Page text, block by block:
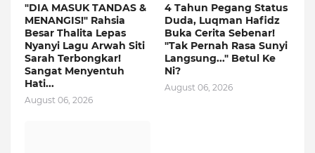
"DIA MASUK TANDAS &
MENANGIS!" Rahsia
Besar Thalita Lepas
Nyanyi Lagu Arwah Siti
Sarah Terbongkar!
Sangat Menyentuh
Hati...
August 06, 2026
4 Tahun Pegang Status
Duda, Luqman Hafidz
Buka Cerita Sebenar!
"Tak Pernah Rasa Sunyi
Langsung..." Betul Ke
Ni?
August 06, 2026